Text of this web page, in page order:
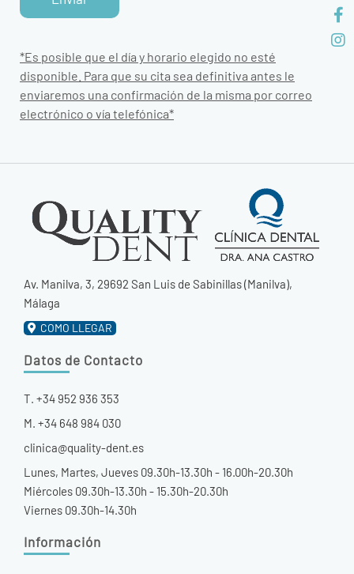
*Es posible que el día y horario elegido no esté
disponible. Para que su cita sea definitiva antes le
enviaremos una confirmación de la misma por correo
electrónico o vía telefónica*
Av. Manilva, 3, 29692 San Luis de Sabinillas (Manilva),
Málaga
COMO LLEGAR
Información
Datos de Contacto
T. +34 952 936 353
M. +34 648 984 030
clinica@quality-dent.es
Lunes, Martes, Jueves 09.30h-13.30h - 16.00h-20.30h
Miércoles 09.30h-13.30h - 15.30h-20.30h
Viernes 09.30h-14.30h